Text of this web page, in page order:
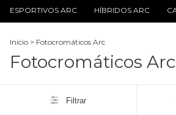
ESPORTIVOS ARC HÍBRIDOS ARC
Início > Fotocromáticos Arc
Fotocromáticos Arc
Filtrar